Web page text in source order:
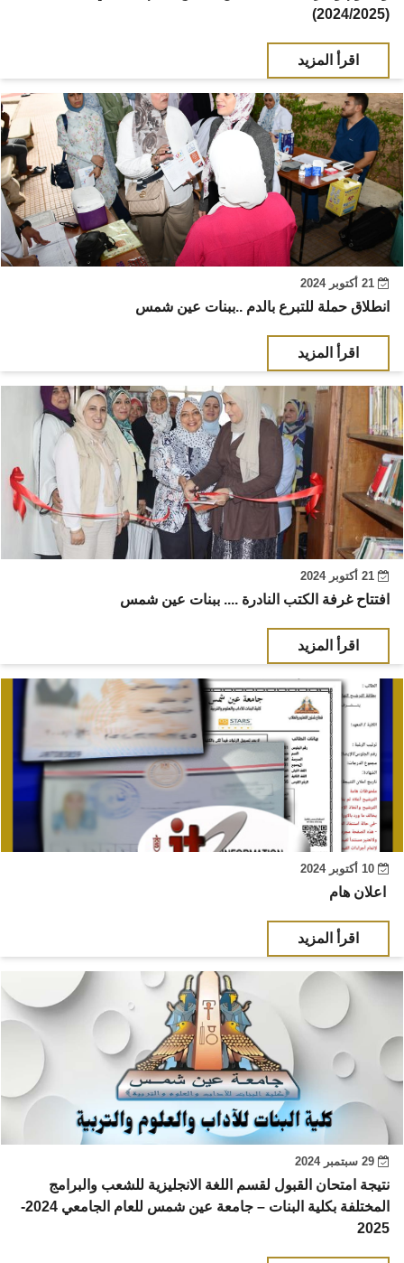
(2024/2025)
اقرأ المزيد
انطلاق حملة للتبرع بالدم ..ببنات عين شمس
اقرأ المزيد
افتتاح غرفة الكتب النادرة .... ببنات عين شمس
اقرأ المزيد
اقرأ المزيد
نتيجة امتحان القبول لقسم اللغة الانجليزية للشعب والبرامج
المختلفة بكلية البنات – جامعة عين شمس للعام الجامعي 2024-
2025